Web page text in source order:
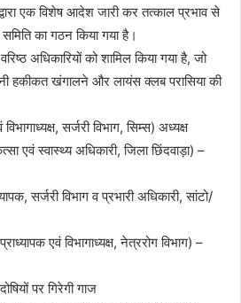
एक विशेष आदेश जारी कर तत्काल प्रभाव से
का गठन किया गया है।
अधिकारियों को शामिल किया गया है, जो
हकीकत खंगालने और लायंस क्लब परासिया की
सर्जरी विभाग, सिम्स) अध्यक्ष
एवं स्वास्थ्य अधिकारी, जिला छिंदवाड़ा) –
सर्जरी विभाग व प्रभारी अधिकारी, सांटो/
एवं विभागाध्यक्ष, नेत्ररोग विभाग) –
पर गिरेगी गाज